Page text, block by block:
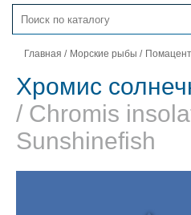
Главная / Морские рыбы /
Хромис
/ Chromis
Sunshinefish